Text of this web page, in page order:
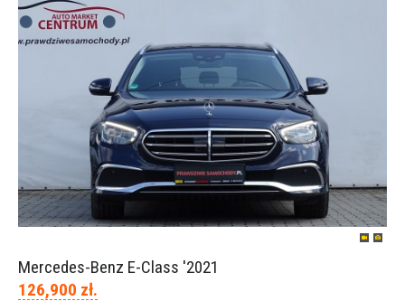
Mercedes-Benz E-Class '2021
126,900 zł.